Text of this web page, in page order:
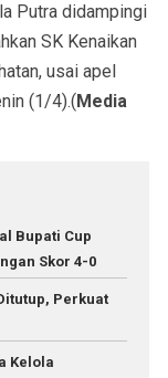
Putra didampingi
SK Kenaikan
usai apel
(1/4).(Media
Bupati Cup
Skor 4-0
Perkuat
Kelola